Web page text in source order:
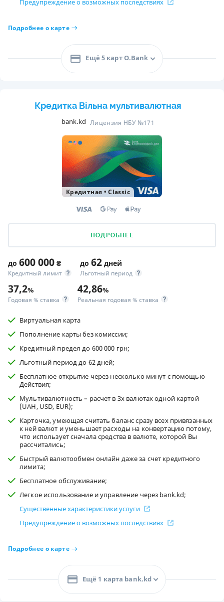
Предупреждение о возможных последствиях
Подробнее о карте
Ещё 5 карт O.Bank
Кредитка Вільна мультивалютная
bank.kd Лицензия НБУ №171
Кредитная •Classic
ПОДРОБНЕЕ
до 600 000 ₴
Кредитный лимит
до 62 дней
Льготный период
37,2%
Годовая % ставка
42,86%
Реальная годовая % ставка
Виртуальная карта
Пополнение карты без комиссии;
Кредитный предел до 600 000 грн;
Льготный период до 62 дней;
Бесплатное открытие через несколько минут с помощью
Действия;
Мультивалютность – расчет в 3х валютах одной картой
(UAH, USD, EUR);
Карточка, умеющая считать баланс сразу всех привязанных
к ней валют и уменьшает расходы на конвертацию потому,
что использует сначала средства в валюте, которой Вы
рассчитались;
Быстрый валютообмен онлайн даже за счет кредитного
лимита;
Бесплатное обслуживание;
Легкое использование и управление через bank.kd;
Существенные характеристики услуги
Предупреждение о возможных последствиях
Подробнее о карте
Ещё 1 карта bank.kd